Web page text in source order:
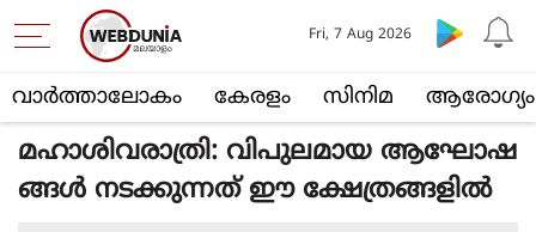
വാര്‍ത്താലോകം കേരളം സിനിമ ആരോഗ്യം
Fri, 7 Aug 2026
മഹാശിവരാത്രി: വിപുലമായ ആഘോഷ
ങ്ങള്‍ നടക്കുന്നത് ഈ ക്ഷേത്രങ്ങളില്‍